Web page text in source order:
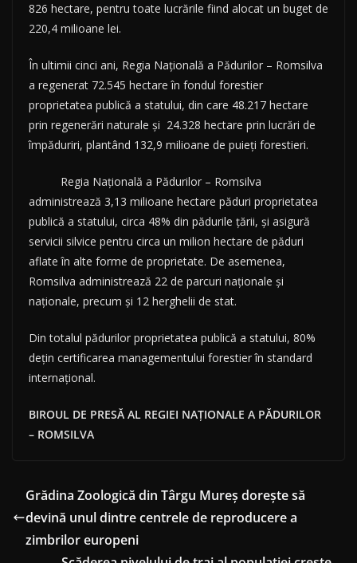
826 hectare, pentru toate lucrările fiind alocat un buget de
220,4 milioane lei.
În ultimii cinci ani, Regia Națională a Pădurilor – Romsilva
a regenerat 72.545 hectare în fondul forestier
proprietatea publică a statului, din care 48.217 hectare
prin regenerări naturale și 24.328 hectare prin lucrări de
împăduriri, plantând 132,9 milioane de puieți forestieri.
Regia Națională a Pădurilor – Romsilva
administrează 3,13 milioane hectare păduri proprietatea
publică a statului, circa 48% din pădurile țării, și asigură
servicii silvice pentru circa un milion hectare de păduri
aflate în alte forme de proprietate. De asemenea,
Romsilva administrează 22 de parcuri naționale și
naționale, precum și 12 herghelii de stat.
Din totalul pădurilor proprietatea publică a statului, 80%
dețin certificarea managementului forestier în standard
internațional.
BIROUL DE PRESĂ AL REGIEI NAȚIONALE A PĂDURILOR
– ROMSILVA
Grădina Zoologică din Târgu Mureş doreşte să
devină unul dintre centrele de reproducere a
zimbrilor europeni